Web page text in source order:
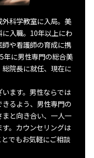
科学教室に入局。美
入職。10年以上にわ
や看護師の育成に携
年に男性専門の総合美
院長に就任、現在に
ます。男性ならでは
るよう、男性専門の
と向き合い、一人一
。カウンセリングは
でもお気軽にご相談